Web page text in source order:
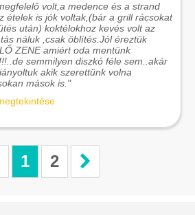
volt,a medence és a strand
ételek is jók voltak,(bár a grill rácsokat
után) koktélokhoz kevés volt az
náluk ,csak öblítés.Jól éreztük
ZENE amiért oda mentünk
semmilyen diszkó féle sem..akár
akik szerettünk volna
mások is."
1 2